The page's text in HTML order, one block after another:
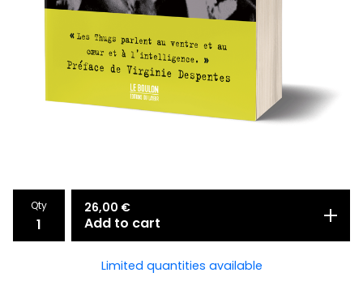
Qty 26,00 €
Add to cart
Limited quantities available